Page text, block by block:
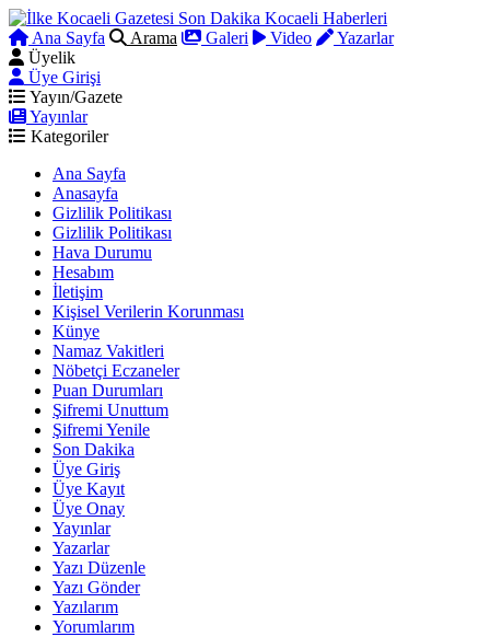
Ana Sayfa Arama Galeri Video
Yazarlar
Üyelik
Üye Girişi
Yayın/Gazete
Yayınlar
Kategoriler
Ana Sayfa
Anasayfa
Gizlilik Politikası
Gizlilik Politikası
Hava Durumu
Hesabım
İletişim
Kişisel Verilerin Korunması
Künye
Namaz Vakitleri
Nöbetçi Eczaneler
Puan Durumları
Şifremi Unuttum
Şifremi Yenile
Son Dakika
Üye Giriş
Üye Kayıt
Üye Onay
Yayınlar
Yazarlar
Yazı Düzenle
Yazı Gönder
Yazılarım
Yorumlarım